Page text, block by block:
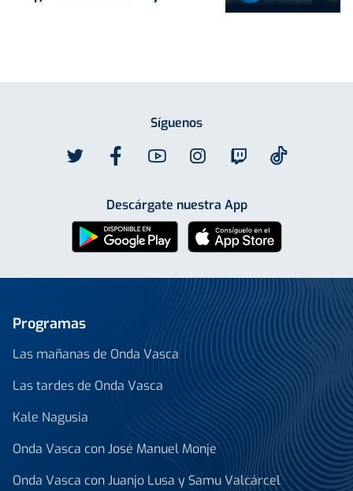
Síguenos
Descárgate nuestra App
Programas
Las mañanas de Onda Vasca
Las tardes de Onda Vasca
Kale Nagusia
Onda Vasca con José Manuel Monje
Onda Vasca con Juanjo Lusa y Samu Valcárcel